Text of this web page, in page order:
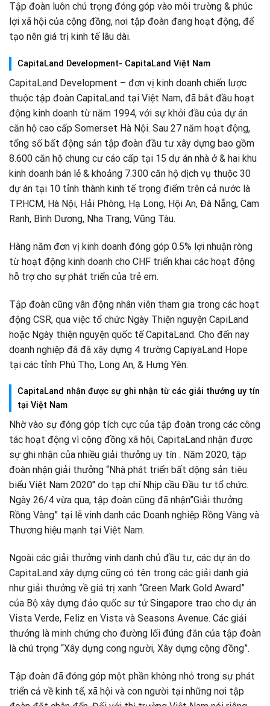
Tập đoàn luôn chú trọng đóng góp vào môi trường & phúc
lợi xã hội của cộng đồng, nơi tập đoàn đang hoạt động, để
tạo nên giá trị kinh tế lâu dài.
CapitaLand Development- CapitaLand Việt Nam
CapitaLand Development – đơn vị kinh doanh chiến lược
thuộc tập đoàn CapitaLand tại Việt Nam, đã bắt đầu hoạt
động kinh doanh từ năm 1994, với sự khởi đầu của dự án
căn hộ cao cấp Somerset Hà Nội. Sau 27 năm hoạt động,
tổng số bất động sản tập đoàn đầu tư xây dựng bao gồm
8.600 căn hộ chung cư cáo cấp tại 15 dự án nhà ở & hai khu
kinh doanh bán lẻ & khoảng 7.300 căn hộ dịch vụ thuộc 30
dự án tại 10 tỉnh thành kinh tế trọng điểm trên cả nước là
TP.HCM, Hà Nội, Hải Phòng, Hạ Long, Hội An, Đà Nẵng, Cam
Ranh, Bình Dương, Nha Trang, Vũng Tàu.
Hàng năm đơn vị kinh doanh đóng góp 0.5% lợi nhuận ròng
từ hoạt động kinh doanh cho CHF triển khai các hoạt động
hỗ trợ cho sự phát triển của trẻ em.
Tập đoàn cũng vân động nhân viên tham gia trong các hoạt
động CSR, qua việc tổ chức Ngày Thiện nguyện CapiLand
hoặc Ngày thiện nguyện quốc tế CapitaLand. Cho đến nay
doanh nghiệp đã đã xây dựng 4 trường CapiyaLand Hope
tại các tỉnh Phú Thọ, Long An, & Hưng Yên.
CapitaLand nhận được sự ghi nhận từ các giải thưởng uy tín
tại Việt Nam
Nhờ vào sự đóng góp tích cực của tập đoàn trong các công
tác hoạt động vì cộng đồng xã hội, CapitaLand nhận được
sự ghi nhận của nhiều giải thưởng uy tín . Năm 2020, tập
đoàn nhận giải thưởng “Nhà phát triển bất dộng sản tiêu
biểu Việt Nam 2020″ do tạp chí Nhịp cầu Đầu tư tổ chức.
Ngày 26/4 vừa qua, tập đoàn cũng đã nhận”Giải thưởng
Rồng Vàng” tại lễ vinh danh các Doanh nghiệp Rồng Vàng và
Thương hiệu mạnh tại Việt Nam.
Ngoài các giải thưởng vinh danh chủ đầu tư, các dự án do
CapitaLand xây dựng cũng có tên trong các giải danh giá
như giải thưởng về giá trị xanh “Green Mark Gold Award”
của Bộ xây dựng đảo quốc sư tử Singapore trao cho dự án
Vista Verde, Feliz en Vista và Seasons Avenue. Các giải
thưởng là minh chứng cho đường lối đúng đắn của tập đoàn
là chú trọng “Xây dựng cong người, Xây dựng cộng đồng”.
Tập đoàn đã đóng góp một phần không nhỏ trong sự phát
triển cả về kinh tế, xã hội và con người tại những nơi tập